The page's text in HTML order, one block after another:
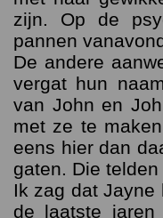
zijn. Op de
pannen
De andere
vergat hun
van John en
met ze te
eens hier dan
gaten. Die telden
Ik zag dat Jayne
de laatste jaren